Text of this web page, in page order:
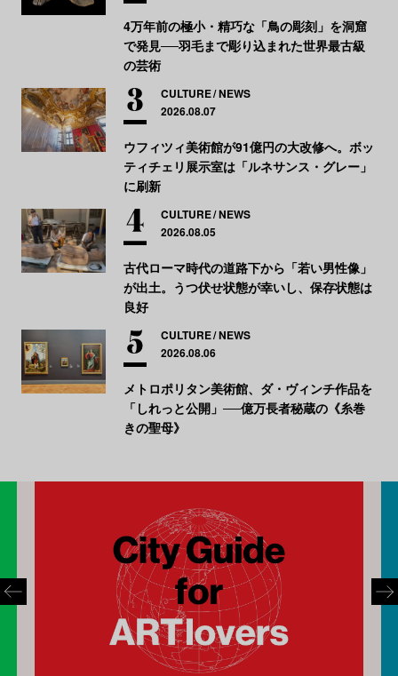
4万年前の極小・精巧な「鳥の彫刻」を洞窟
で発見──羽毛まで彫り込まれた世界最古級
の芸術
CULTURE NEWS
2026.08.07
ウフィツィ美術館が91億円の大改修へ。ボッ
ティチェリ展示室は「ルネサンス・グレー」
に刷新
CULTURE NEWS
2026.08.05
古代ローマ時代の道路下から「若い男性像」
が出土。うつ伏せ状態が幸いし、保存状態は
良好
CULTURE NEWS
2026.08.06
メトロポリタン美術館、ダ・ヴィンチ作品を
「しれっと公開」──億万長者秘蔵の《糸巻
きの聖母》